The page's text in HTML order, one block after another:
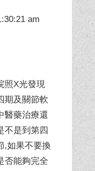
am
照X光發現
期及關節軟
醫藥治療還
不是到第四
,如果不要換
否能夠完全